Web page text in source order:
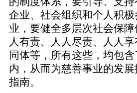
企业、社会组织和个人积
业，要健全多层次社会保
人有责、人人尽责、人人
同体等，所有这些，均包
内，从而为慈善事业的发
指南。